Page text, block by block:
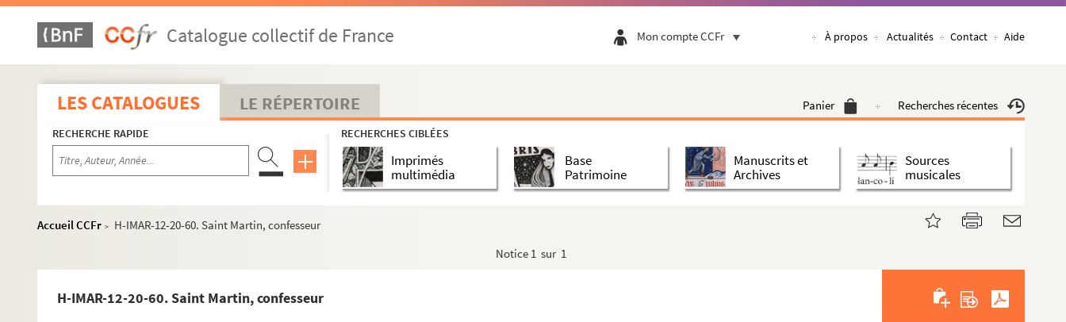
Catalogue collectif de France Mon compte CCFr À propos Actualités Contact Aide
LES CATALOGUES LE RÉPERTOIRE Panier Recherches récentes
RECHERCHE RAPIDE RECHERCHES CIBLÉES
Imprimés
multimédia
Base
Patrimoine
Manuscrits et
Archives
Sources
musicales
Accueil CCFr >
H-IMAR-12-20-60. Saint Martin, confesseur
Notice 1 sur 1
H-IMAR-12-20-60. Saint Martin, confesseur
H-IMAR-12-13-33. Saint Martin
H-IMAR-12-13-34. Saint Martin
H-IMAR-12-13-35. Saint Martin
H-IMAR-12-14-36. Saint Martin
H-IMAR-12-14-37. Saint Martin
H-IMAR-12-14-38. Saint Martin
H-IMAR-12-14-43. Saint Martin